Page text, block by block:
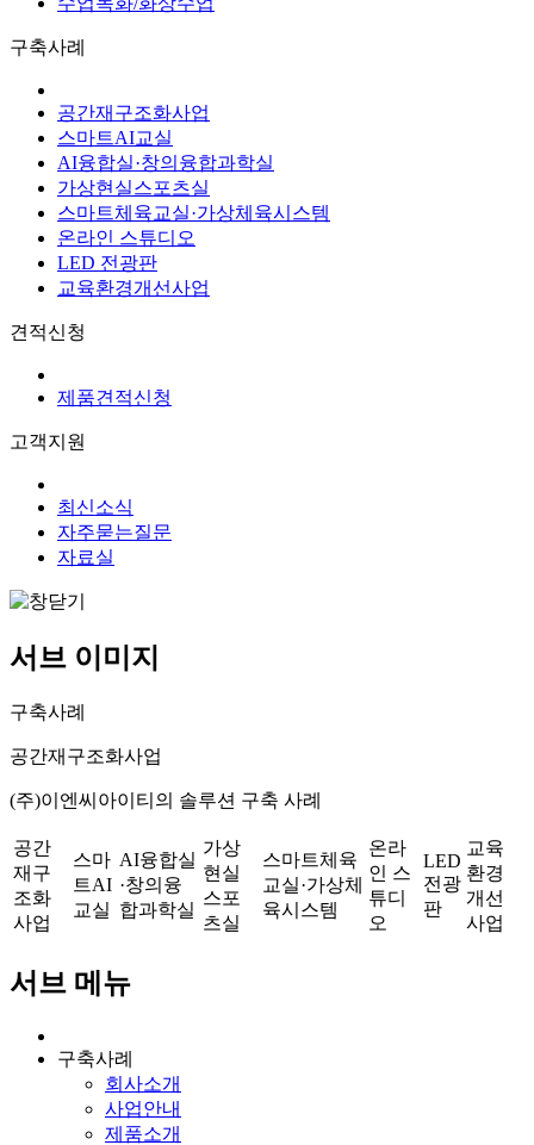
구축사례
공간재구조화사업
스마트AI교실
AI융합실·창의융합과학실
가상현실스포츠실
스마트체육교실·가상체육시스템
온라인 스튜디오
LED 전광판
교육환경개선사업
견적신청
제품견적신청
고객지원
최신소식
자주묻는질문
자료실
서브 이미지
구축사례
공간재구조화사업
(주)이엔씨아이티의 솔루션 구축 사례
공간
재구
조화
사업
스마
트AI
교실
AI융합실
·창의융
합과학실
가상
현실
스포
츠실
스마트체육
교실·가상체
육시스템
온라
인 스
튜디
오
LED
전광
판
교육
환경
개선
사업
서브 메뉴
구축사례
회사소개
사업안내
제품소개